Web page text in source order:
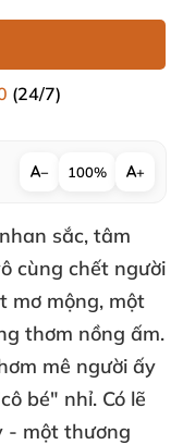
(24/7)
− 100% +
sắc, tâm
cùng chết người
mơ mộng, một
thơm nồng ấm.
mê người ấy
bé" nhỉ. Có lẽ
- một thương